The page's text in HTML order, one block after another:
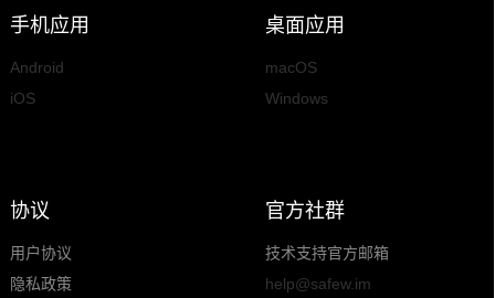
手机应用
Android
iOS
桌面应用
macOS
Windows
协议
用户协议
隐私政策
官方社群
技术支持官方邮箱
help@safew.im